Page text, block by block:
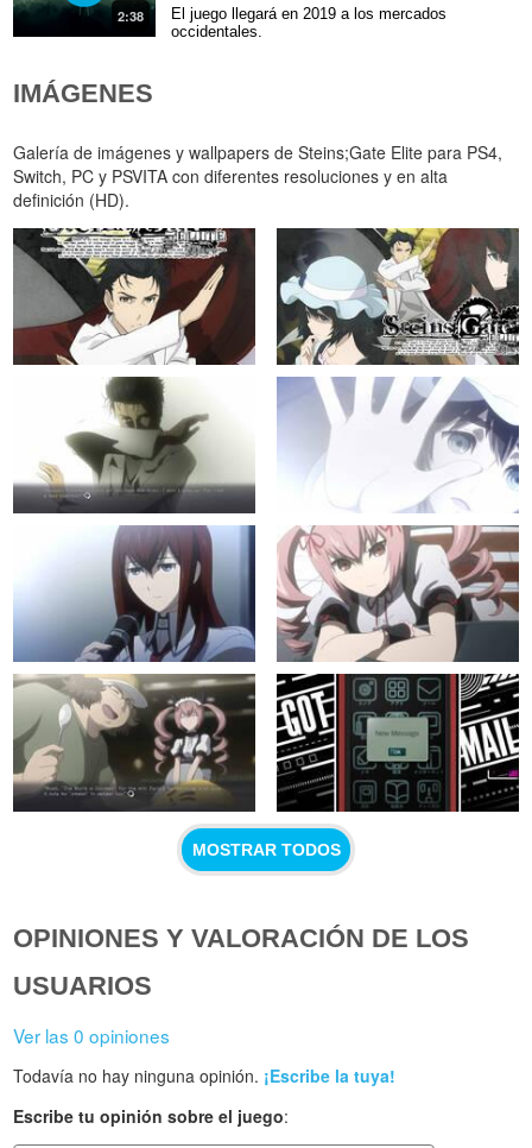
2:38
El juego llegará en 2019 a los mercados
occidentales.
IMÁGENES
Galería de imágenes y wallpapers de Steins;Gate Elite para PS4,
Switch, PC y PSVITA con diferentes resoluciones y en alta
definición (HD).
MOSTRAR TODOS
OPINIONES Y VALORACIÓN DE LOS
USUARIOS
Ver las 0 opiniones
Todavía no hay ninguna opinión. ¡Escribe la tuya!
Escribe tu opinión sobre el juego: